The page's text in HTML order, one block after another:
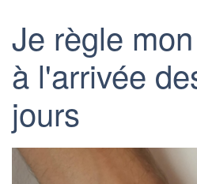
Je règle
à l'arrivée
jours